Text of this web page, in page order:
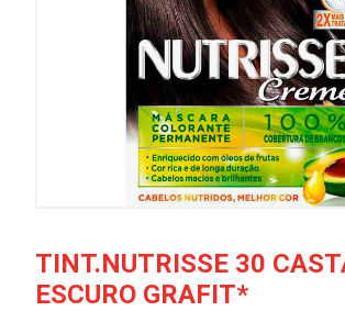
TINT.NUTRISSE 30
ESCURO GRAFIT*